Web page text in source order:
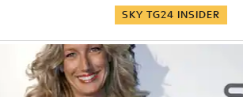
SKY TG24 INSIDER